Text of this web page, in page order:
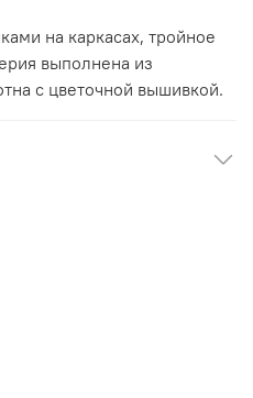
на каркасах, тройное
выполнена из
с цветочной вышивкой.